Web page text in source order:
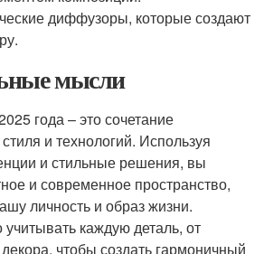
диффузоры, которые создают
мысли
года – это сочетание
и технологий. Используя
и стильные решения, вы
и современное пространство,
личность и образ жизни.
каждую деталь, от
чтобы создать гармоничный